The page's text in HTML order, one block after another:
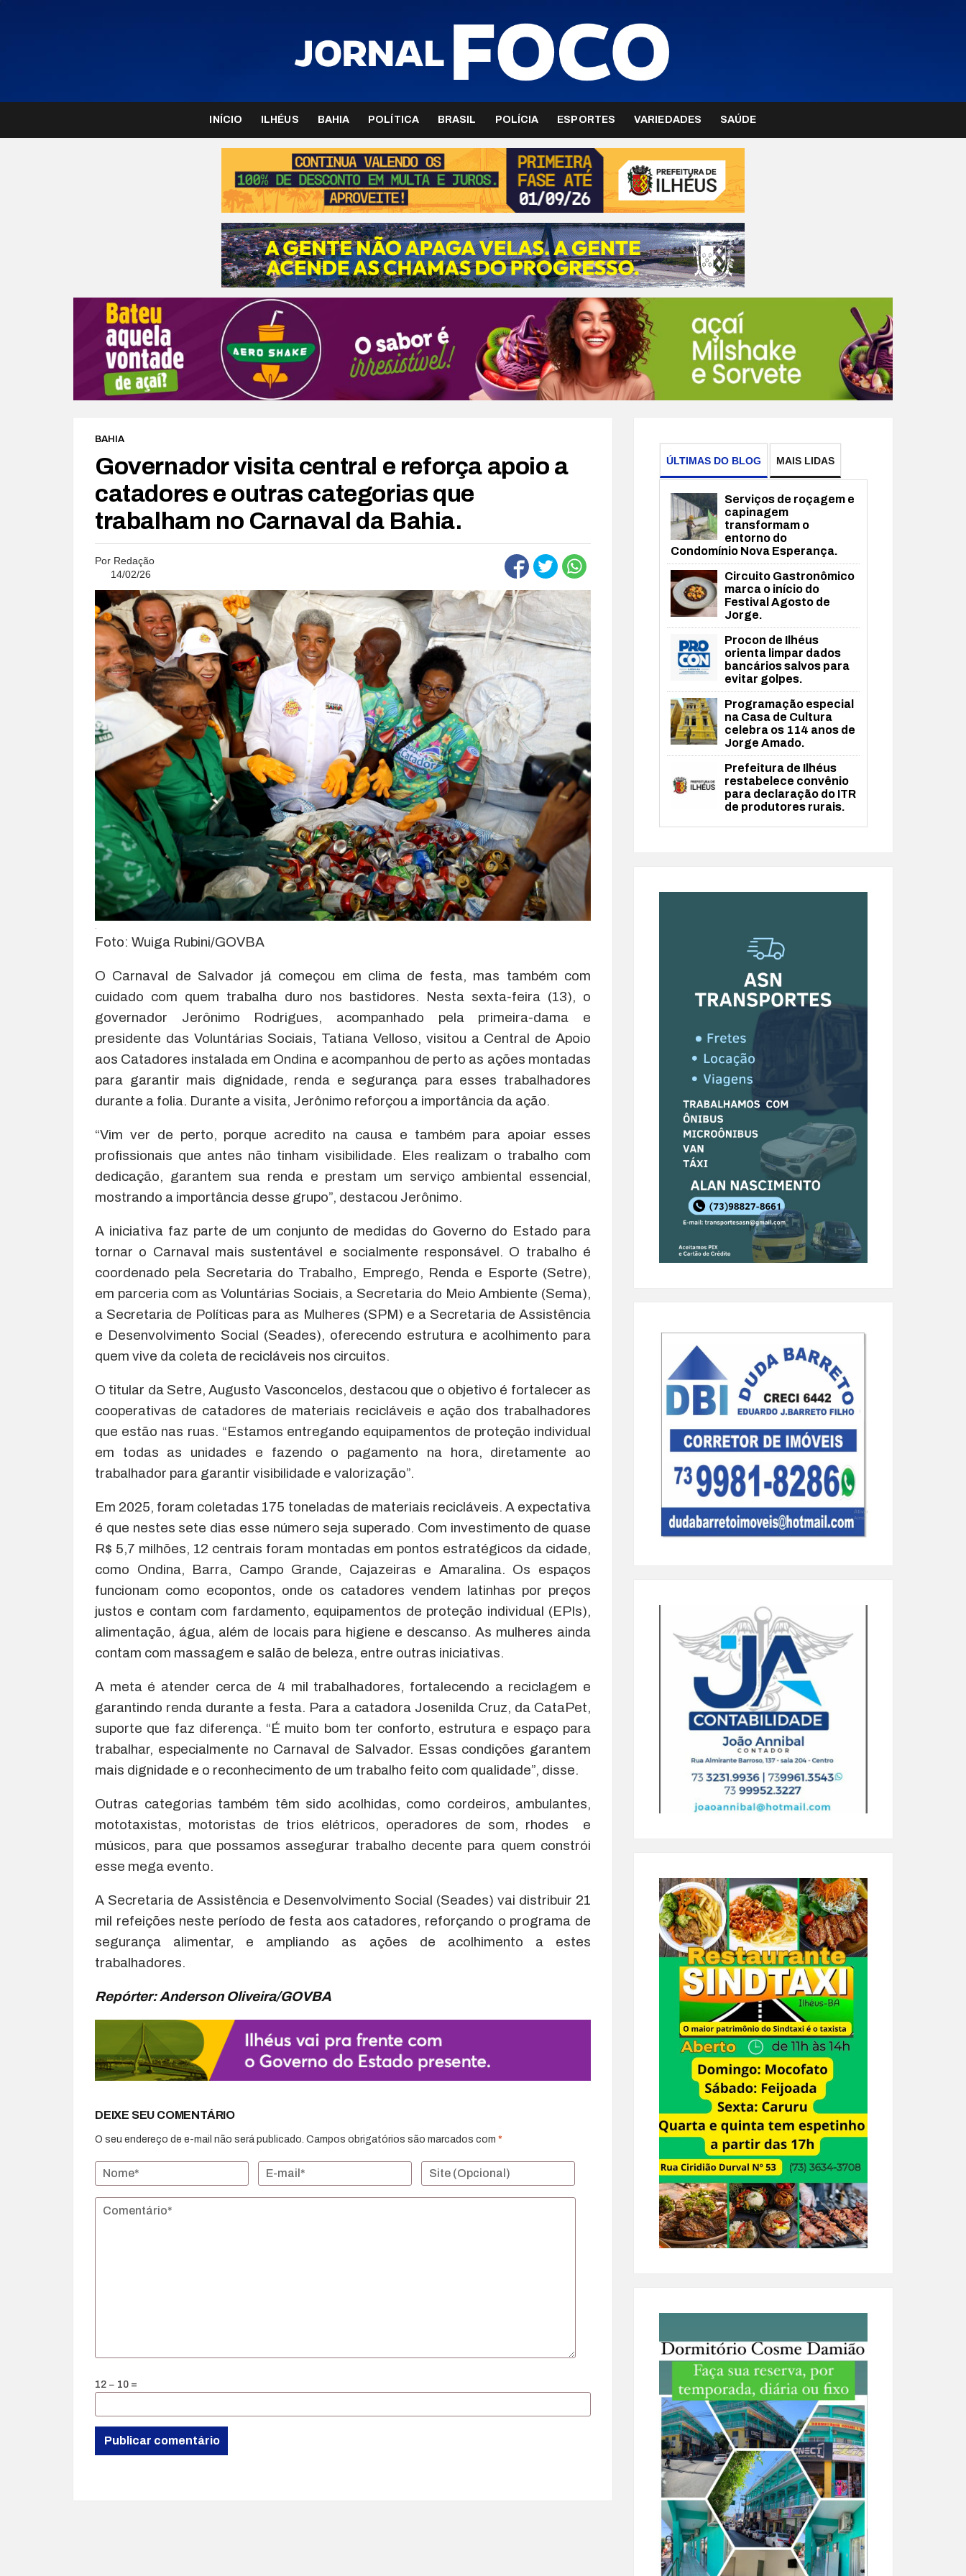
INÍCIO ILHÉUS BAHIA POLÍTICA BRASIL POLÍCIA ESPORTES VARIEDADES SAÚDE
BAHIA
Governador visita central e reforça apoio a
catadores e outras categorias que
trabalham no Carnaval da Bahia.
Por Redação
14/02/26
Foto: Wuiga Rubini/GOVBA
O Carnaval de Salvador já começou em clima de festa, mas também com
cuidado com quem trabalha duro nos bastidores. Nesta sexta-feira (13), o
governador Jerônimo Rodrigues, acompanhado pela primeira-dama e
presidente das Voluntárias Sociais, Tatiana Velloso, visitou a Central de Apoio
aos Catadores instalada em Ondina e acompanhou de perto as ações montadas
para garantir mais dignidade, renda e segurança para esses trabalhadores
durante a folia. Durante a visita, Jerônimo reforçou a importância da ação.
“Vim ver de perto, porque acredito na causa e também para apoiar esses
profissionais que antes não tinham visibilidade. Eles realizam o trabalho com
dedicação, garantem sua renda e prestam um serviço ambiental essencial,
mostrando a importância desse grupo”, destacou Jerônimo.
A iniciativa faz parte de um conjunto de medidas do Governo do Estado para
tornar o Carnaval mais sustentável e socialmente responsável. O trabalho é
coordenado pela Secretaria do Trabalho, Emprego, Renda e Esporte (Setre),
em parceria com as Voluntárias Sociais, a Secretaria do Meio Ambiente (Sema),
a Secretaria de Políticas para as Mulheres (SPM) e a Secretaria de Assistência
e Desenvolvimento Social (Seades), oferecendo estrutura e acolhimento para
quem vive da coleta de recicláveis nos circuitos.
O titular da Setre, Augusto Vasconcelos, destacou que o objetivo é fortalecer as
cooperativas de catadores de materiais recicláveis e ação dos trabalhadores
que estão nas ruas. “Estamos entregando equipamentos de proteção individual
em todas as unidades e fazendo o pagamento na hora, diretamente ao
trabalhador para garantir visibilidade e valorização”.
Em 2025, foram coletadas 175 toneladas de materiais recicláveis. A expectativa
é que nestes sete dias esse número seja superado. Com investimento de quase
R$ 5,7 milhões, 12 centrais foram montadas em pontos estratégicos da cidade,
como Ondina, Barra, Campo Grande, Cajazeiras e Amaralina. Os espaços
funcionam como ecopontos, onde os catadores vendem latinhas por preços
justos e contam com fardamento, equipamentos de proteção individual (EPIs),
alimentação, água, além de locais para higiene e descanso. As mulheres ainda
contam com massagem e salão de beleza, entre outras iniciativas.
A meta é atender cerca de 4 mil trabalhadores, fortalecendo a reciclagem e
garantindo renda durante a festa. Para a catadora Josenilda Cruz, da CataPet,
suporte que faz diferença. “É muito bom ter conforto, estrutura e espaço para
trabalhar, especialmente no Carnaval de Salvador. Essas condições garantem
mais dignidade e o reconhecimento de um trabalho feito com qualidade”, disse.
Outras categorias também têm sido acolhidas, como cordeiros, ambulantes,
mototaxistas, motoristas de trios elétricos, operadores de som, rhodes e
músicos, para que possamos assegurar trabalho decente para quem constrói
esse mega evento.
A Secretaria de Assistência e Desenvolvimento Social (Seades) vai distribuir 21
mil refeições neste período de festa aos catadores, reforçando o programa de
segurança alimentar, e ampliando as ações de acolhimento a estes
trabalhadores.
Repórter: Anderson Oliveira/GOVBA
DEIXE SEU COMENTÁRIO
O seu endereço de e-mail não será publicado. Campos obrigatórios são marcados com *
12 − 10 =
ÚLTIMAS DO BLOG MAIS LIDAS
Serviços de roçagem e
capinagem
transformam o
entorno do
Condomínio Nova Esperança.
Circuito Gastronômico
marca o início do
Festival Agosto de
Jorge.
Procon de Ilhéus
orienta limpar dados
bancários salvos para
evitar golpes.
Programação especial
na Casa de Cultura
celebra os 114 anos de
Jorge Amado.
Prefeitura de Ilhéus
restabelece convênio
para declaração do ITR
de produtores rurais.